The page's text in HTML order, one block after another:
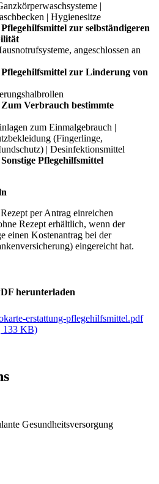
|
| Hygienesitze
zur selbständigeren
angeschlossen an
zur Linderung von
Verbrauch bestimmte
zum Einmalgebrauch |
(Fingerlinge,
| Desinfektionsmittel
Pflegehilfsmittel
per Antrag einreichen
Rezept erhältlich, wenn der
einen Kostenantrag bei der
eingereicht hat.
herunterladen
erstattung-pflegehilfsmittel.pdf
133 KB)
Gesundheitsversorgung